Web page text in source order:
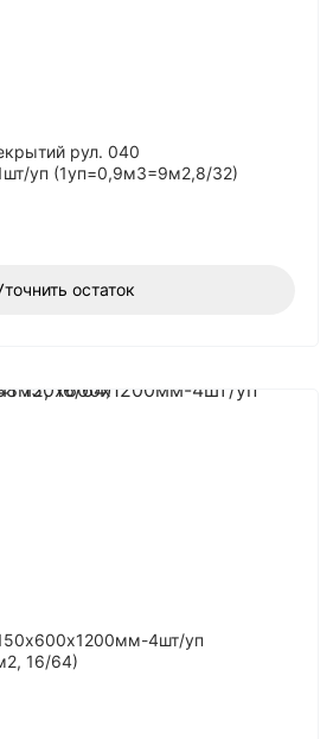
рул. 040
уп (1уп=0,9м3=9м2,8/32)
остаток
4шт/уп
16/64)